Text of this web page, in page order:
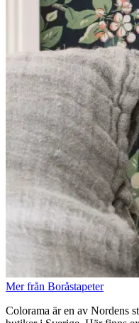
Mer från Boråstapeter
Colorama är en av Nordens